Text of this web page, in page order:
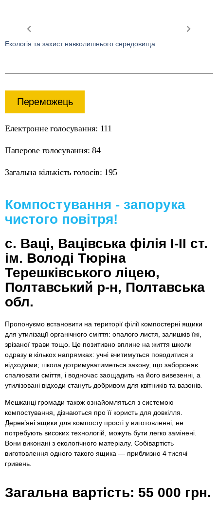
Екологія та захист навколишнього середовища
Переможець
Електронне голосування: 111
Паперове голосування: 84
Загальна кількість голосів: 195
Компостування - запорука
чистого повітря!
с. Ваці, Вацівська філія І-ІІ ст.
ім. Володі Тюріна
Терешківського ліцею,
Полтавський р-н, Полтавська
обл.
Пропонуємо встановити на території філії компостерні ящики
для утилізації органічного сміття: опалого листя, залишків їжі,
зрізаної трави тощо. Це позитивно вплине на життя школи
одразу в кількох напрямках: учні вчитимуться поводитися з
відходами; школа дотримуватиметься закону, що забороняє
спалювати сміття, і водночас заощадить на його вивезенні, а
утилізовані відходи стануть добривом для квітників та вазонів.
Мешканці громади також ознайомляться з системою
компостування, дізнаються про її користь для довкілля.
Дерев’яні ящики для компосту прості у виготовленні, не
потребують високих технологій, можуть бути легко замінені.
Вони виконані з екологічного матеріалу. Собівартість
виготовлення одного такого ящика — приблизно 4 тисячі
гривень.
Загальна вартість: 55 000 грн.